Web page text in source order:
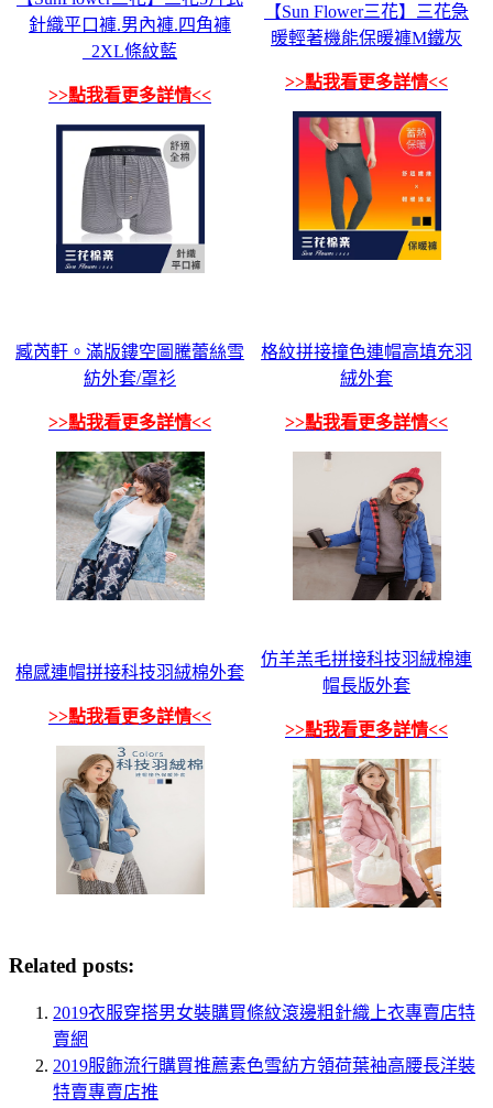
針織平口褲.男內褲.四角褲
_2XL條紋藍
>>點我看更多詳情<<
【Sun Flower三花】三花急
暖輕著機能保暖褲M鐵灰
>>點我看更多詳情<<
臧芮軒。滿版鏤空圖騰蕾絲雪
紡外套/罩衫
>>點我看更多詳情<<
格紋拼接撞色連帽高填充羽
絨外套
>>點我看更多詳情<<
棉感連帽拼接科技羽絨棉外套
>>點我看更多詳情<<
仿羊羔毛拼接科技羽絨棉連
帽長版外套
>>點我看更多詳情<<
Related posts:
2019衣服穿搭男女裝購買條紋滾邊粗針織上衣專賣店特
賣網
2019服飾流行購買推薦素色雪紡方領荷葉袖高腰長洋裝
特賣專賣店推